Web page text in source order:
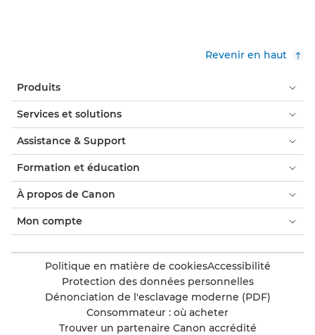
Revenir en haut
Produits
Services et solutions
Assistance & Support
Formation et éducation
À propos de Canon
Mon compte
Politique en matière de cookiesAccessibilité
Protection des données personnelles
Dénonciation de l'esclavage moderne (PDF)
Consommateur : où acheter
Trouver un partenaire Canon accrédité